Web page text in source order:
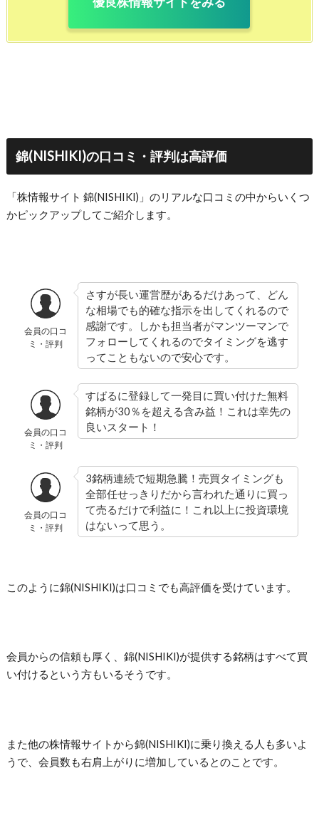
錦(NISHIKI)の口コミ・評判は高評価
「株情報サイト 錦(NISHIKI)」のリアルな口コミの中からいくつ
かピックアップしてご紹介します。
会員の口コ
ミ・評判
さすが長い運営歴があるだけあって、どん
な相場でも的確な指示を出してくれるので
感謝です。しかも担当者がマンツーマンで
フォローしてくれるのでタイミングを逃す
ってこともないので安心です。
会員の口コ
ミ・評判
すばるに登録して一発目に買い付けた無料
銘柄が30％を超える含み益！これは幸先の
良いスタート！
会員の口コ
ミ・評判
3銘柄連続で短期急騰！売買タイミングも
全部任せっきりだから言われた通りに買っ
て売るだけで利益に！これ以上に投資環境
はないって思う。
このように錦(NISHIKI)は口コミでも高評価を受けています。
会員からの信頼も厚く、錦(NISHIKI)が提供する銘柄はすべて買
い付けるという方もいるそうです。
また他の株情報サイトから錦(NISHIKI)に乗り換える人も多いよ
うで、会員数も右肩上がりに増加しているとのことです。